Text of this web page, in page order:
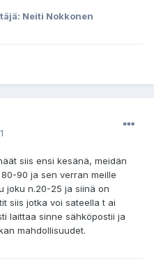
Neiti Nokkonen
siis ensi kesänä, meidän
90 ja sen verran meille
joku n.20-25 ja siinä on
siis jotka voi sateella t ai
laittaa sinne sähköpostii ja
mahdollisuudet.